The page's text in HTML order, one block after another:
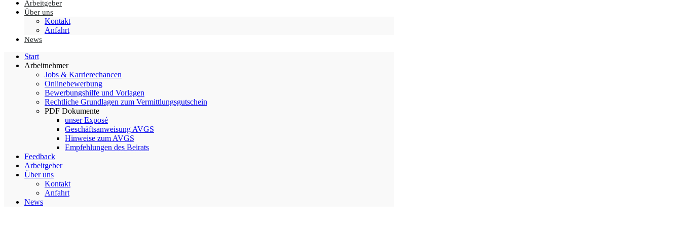
Arbeitgeber
Über uns
Kontakt
Anfahrt
News
Start
Arbeitnehmer
Jobs & Karrierechancen
Onlinebewerbung
Bewerbungshilfe und Vorlagen
Rechtliche Grundlagen zum Vermittlungsgutschein
PDF Dokumente
unser Exposé
Geschäftsanweisung AVGS
Hinweise zum AVGS
Empfehlungen des Beirats
Feedback
Arbeitgeber
Über uns
Kontakt
Anfahrt
News